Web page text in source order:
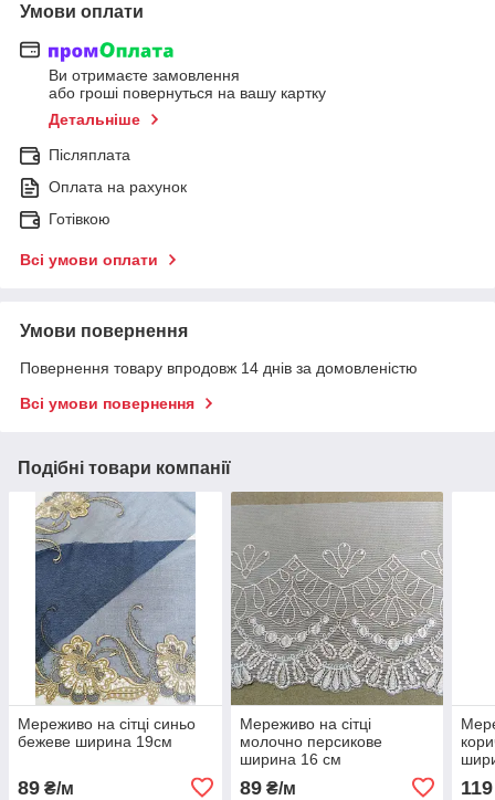
Умови оплати
Ви отримаєте замовлення
або гроші повернуться на вашу картку
Детальніше
Післяплата
Оплата на рахунок
Готівкою
Всі умови оплати
Умови повернення
Повернення товару впродовж 14 днів за домовленістю
Всі умови повернення
Подібні товари компанії
Мереживо на сітці синьо
бежеве ширина 19см
89 ₴/м
Мереживо на сітці
молочно персикове
ширина 16 см
89₴/м 119